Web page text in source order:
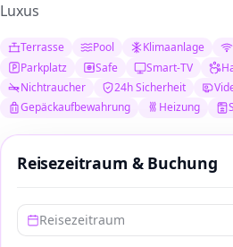
Luxus
Terrasse Pool Klimaanlage
Parkplatz
Safe Smart-TV
Nichtraucher
24h Sicherheit
Gepäckaufbewahrung
Heizung
Reisezeitraum & Buchung
Reisezeitraum